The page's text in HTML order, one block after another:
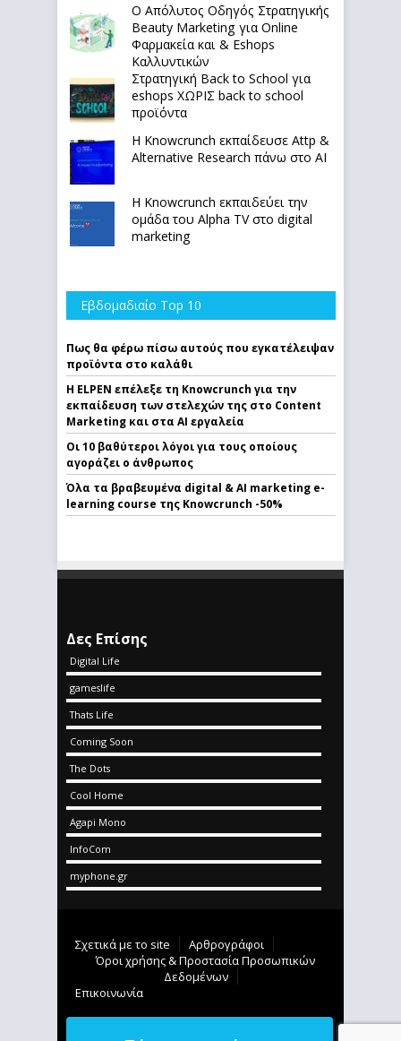
Ο Απόλυτoς Οδηγός Στρατηγικής
Beauty Marketing για Online
Φαρμακεία και & Eshops
Καλλυντικών
Στρατηγική Back to School για
eshops ΧΩΡΙΣ back to school
προϊόντα
Η Knowcrunch εκπαίδευσε Attp &
Alternative Research πάνω στο ΑΙ
Η Knowcrunch εκπαιδεύει την
ομάδα του Alpha TV στο digital
marketing
Εβδομαδιαίο Top 10
Πως θα φέρω πίσω αυτούς που εγκατέλειψαν
προϊόντα στο καλάθι
Η ELPEN επέλεξε τη Knowcrunch για την
εκπαίδευση των στελεχών της στο Content
Marketing και στα AI εργαλεία
Οι 10 βαθύτεροι λόγοι για τους οποίους
αγοράζει ο άνθρωπος
Όλα τα βραβευμένα digital & AI marketing e-
learning course της Knowcrunch -50%
Δες Επίσης
Digital Life
gameslife
Thats Life
Coming Soon
The Dots
Cool Home
Agapi Mono
InfoCom
myphone.gr
Σχετικά με το site
Αρθρογράφοι
Όροι χρήσης & Προστασία Προσωπικών
Δεδομένων
Επικοινωνία